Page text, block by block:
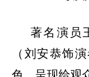
著名演员
（刘安恭饰